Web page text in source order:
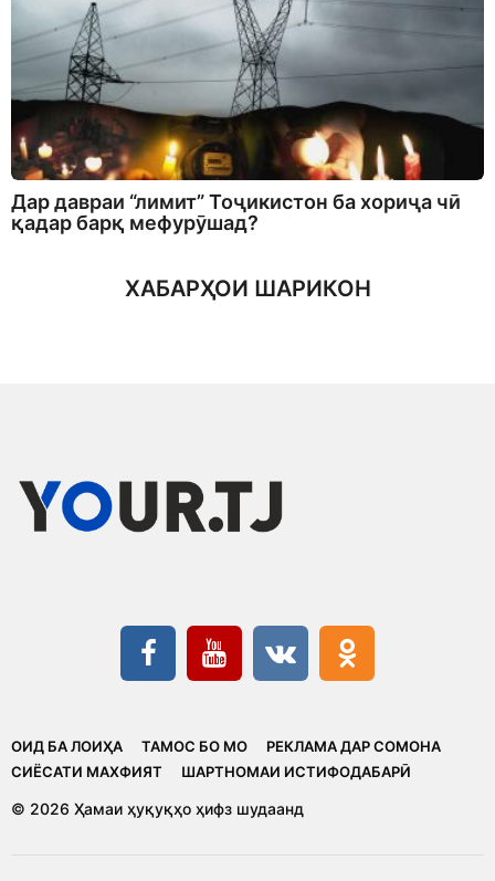
Дар давраи “лимит” Тоҷикистон ба хориҷа чӣ
қадар барқ мефурӯшад?
ХАБАРҲОИ ШАРИКОН
ОИД БА ЛОИҲА ТАМОС БО МО
РЕКЛАМА ДАР СОМОНА
CИЁСАТИ МАХФИЯТ
ШАРТНОМАИ ИСТИФОДАБАРӢ
© 2026 Ҳамаи ҳуқуқҳо ҳифз шудаанд